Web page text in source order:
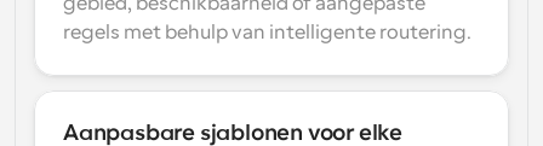
regels met behulp van intelligente routering.
Aanpasbare sjablonen voor elke